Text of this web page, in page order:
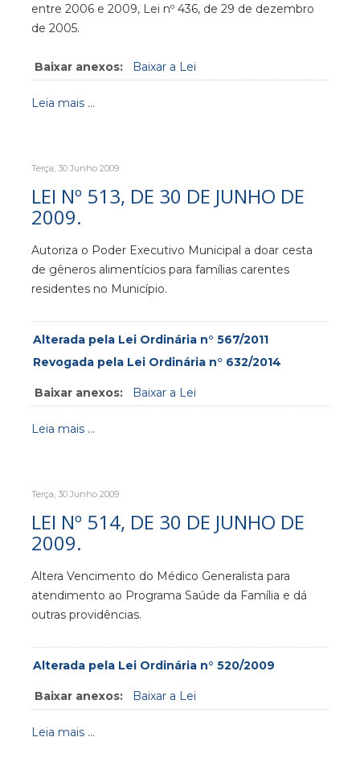
entre 2006 e 2009, Lei nº 436, de 29 de dezembro
de 2005.
Baixar anexos: Baixar a Lei
Leia mais ...
Terça, 30 Junho 2009
LEI Nº 513, DE 30 DE JUNHO DE
2009.
Autoriza o Poder Executivo Municipal a doar cesta
de gêneros alimentícios para famílias carentes
residentes no Município.
Alterada pela Lei Ordinária n° 567/2011
Revogada pela Lei Ordinária n° 632/2014
Baixar anexos: Baixar a Lei
Leia mais ...
Terça, 30 Junho 2009
LEI Nº 514, DE 30 DE JUNHO DE
2009.
Altera Vencimento do Médico Generalista para
atendimento ao Programa Saúde da Família e dá
outras providências.
Alterada pela Lei Ordinária n° 520/2009
Baixar anexos: Baixar a Lei
Leia mais ...